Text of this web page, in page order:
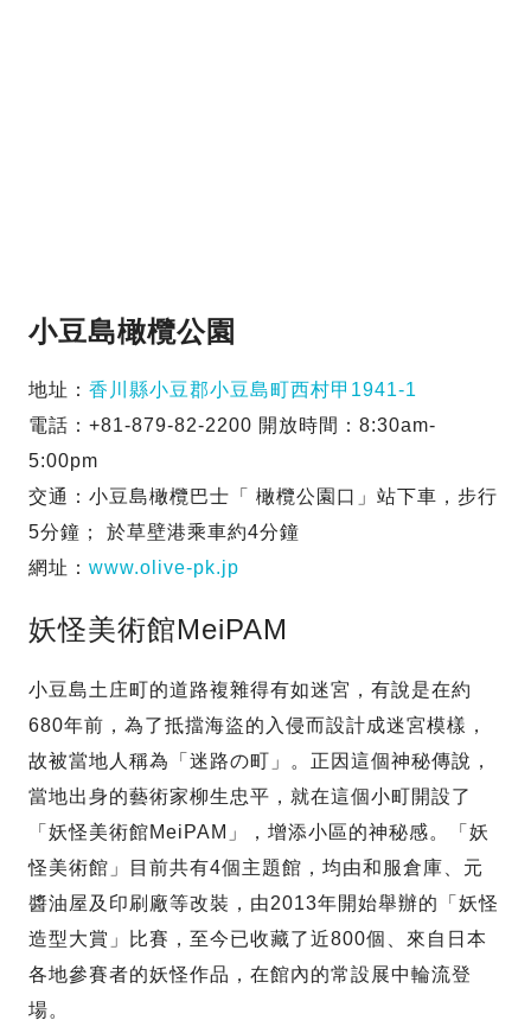
小豆島橄欖公園
地址： 香川縣小豆郡小豆島町西村甲1941-1
電話：+81-879-82-2200 開放時間：8:30am-
5:00pm
交通：小豆島橄欖巴士「 橄欖公園口」站下車，步行
5分鐘； 於草壁港乘車約4分鐘
網址： www.olive-pk.jp
妖怪美術館MeiPAM
小豆島土庄町的道路複雜得有如迷宮，有說是在約
680年前，為了抵擋海盜的入侵而設計成迷宮模樣，
故被當地人稱為「迷路の町」。正因這個神秘傳說，
當地出身的藝術家柳生忠平，就在這個小町開設了
「妖怪美術館MeiPAM」，增添小區的神秘感。「妖
怪美術館」目前共有4個主題館，均由和服倉庫、元
醬油屋及印刷廠等改裝，由2013年開始舉辦的「妖怪
造型大賞」比賽，至今已收藏了近800個、來自日本
各地參賽者的妖怪作品，在館內的常設展中輪流登
場。